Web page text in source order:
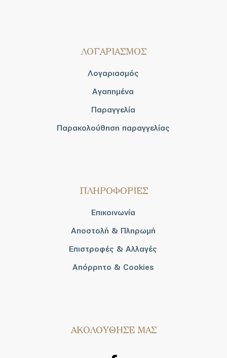
ΛΟΓΑΡΙΑΣΜΟΣ
Λογαριασμός
Αγαπημένα
Παραγγελία
Παρακολούθηση παραγγελίας
ΠΛΗΡΟΦΟΡΙΕΣ
Επικοινωνία
Αποστολή & Πληρωμή
Επιστροφές & Αλλαγές
Απόρρητο & Cookies
AΚΟΛΟΥΘΗΣΕ ΜΑΣ